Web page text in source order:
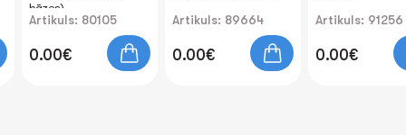
bāzes)
Artikuls: 80105
0.00€
Artikuls: 89664
0.00€
Artikuls: 91256
0.00€